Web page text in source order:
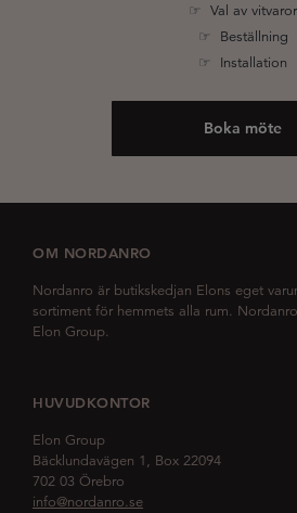
☞ Val av vitvaror
☞ Beställning
☞ Installation
Boka möte
OM NORDANRO
Nordanro är butikskedjan Elons eget
sortiment för hemmets alla rum.
Elon Group.
HUVUDKONTOR
Elon Group
Bäcklundavägen 1, Box 22094
702 03 Örebro
info@nordanro.se